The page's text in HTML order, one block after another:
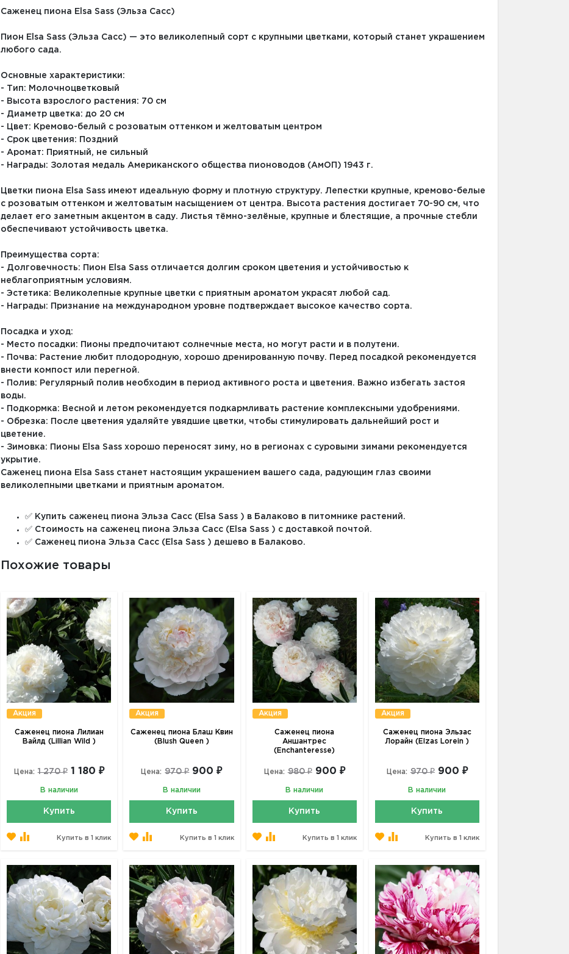
Саженец пиона Elsa Sass (Эльза Сасс)
Пион Elsa Sass (Эльза Сасс) — это великолепный сорт с крупными цветками, который станет украшением
любого сада.
Основные характеристики:
- Тип: Молочноцветковый
- Высота взрослого растения: 70 см
- Диаметр цветка: до 20 см
- Цвет: Кремово-белый с розоватым оттенком и желтоватым центром
- Срок цветения: Поздний
- Аромат: Приятный, не сильный
- Награды: Золотая медаль Американского общества пионоводов (АмОП) 1943 г.
Цветки пиона Elsa Sass имеют идеальную форму и плотную структуру. Лепестки крупные, кремово-белые
с розоватым оттенком и желтоватым насыщением от центра. Высота растения достигает 70-90 см, что
делает его заметным акцентом в саду. Листья тёмно-зелёные, крупные и блестящие, а прочные стебли
обеспечивают устойчивость цветка.
Преимущества сорта:
- Долговечность: Пион Elsa Sass отличается долгим сроком цветения и устойчивостью к
неблагоприятным условиям.
- Эстетика: Великолепные крупные цветки с приятным ароматом украсят любой сад.
- Награды: Признание на международном уровне подтверждает высокое качество сорта.
Посадка и уход:
- Место посадки: Пионы предпочитают солнечные места, но могут расти и в полутени.
- Почва: Растение любит плодородную, хорошо дренированную почву. Перед посадкой рекомендуется
внести компост или перегной.
- Полив: Регулярный полив необходим в период активного роста и цветения. Важно избегать застоя
воды.
- Подкормка: Весной и летом рекомендуется подкармливать растение комплексными удобрениями.
- Обрезка: После цветения удаляйте увядшие цветки, чтобы стимулировать дальнейший рост и
цветение.
- Зимовка: Пионы Elsa Sass хорошо переносят зиму, но в регионах с суровыми зимами рекомендуется
укрытие.
Саженец пиона Elsa Sass станет настоящим украшением вашего сада, радующим глаз своими
великолепными цветками и приятным ароматом.
✅ Купить саженец пиона Эльза Сасс (Elsa Sass ) в Балаково в питомнике растений.
✅ Стоимость на саженец пиона Эльза Сасс (Elsa Sass ) с доставкой почтой.
✅ Саженец пиона Эльза Сасс (Elsa Sass ) дешево в Балаково.
Похожие товары
Акция
Саженец пиона Лилиан
Вайлд (Lillian Wild )
Цена: 1 270 ₽ 1 180 ₽
В наличии
Купить
Купить в 1 клик
Акция
Саженец пиона Блаш Квин
(Blush Queen )
Цена: 970 ₽ 900 ₽
В наличии
Купить
Купить в 1 клик
Акция
Саженец пиона
Аншантрес
(Enchanteresse)
Цена: 980 ₽ 900 ₽
В наличии
Купить
Купить в 1 клик
Акция
Саженец пиона Эльзас
Лорайн (Elzas Lorein )
Цена: 970 ₽ 900 ₽
В наличии
Купить
Купить в 1 клик